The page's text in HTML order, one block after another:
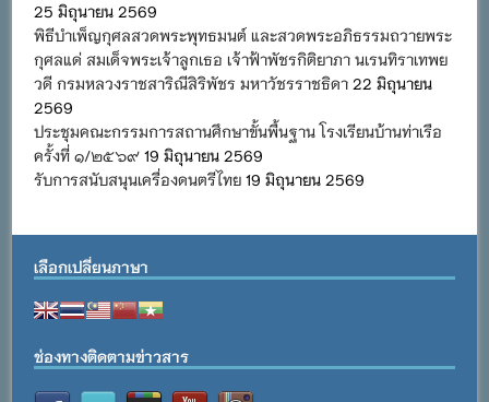
25 มิถุนายน 2569
พิธีบำเพ็ญกุศลสวดพระพุทธมนต์ และสวดพระอภิธรรมถวายพระ
กุศลแด่ สมเด็จพระเจ้าลูกเธอ เจ้าฟ้าพัชรกิติยาภา นเรนทิราเทพย
วดี กรมหลวงราชสาริณีสิริพัชร มหาวัชรราชธิดา 22 มิถุนายน
2569
ประชุมคณะกรรมการสถานศึกษาขั้นพื้นฐาน โรงเรียนบ้านท่าเรือ
ครั้งที่ ๑/๒๕๖๙ 19 มิถุนายน 2569
รับการสนับสนุนเครื่องดนตรีไทย 19 มิถุนายน 2569
เลือกเปลี่ยนภาษา
ช่องทางติดตามข่าวสาร